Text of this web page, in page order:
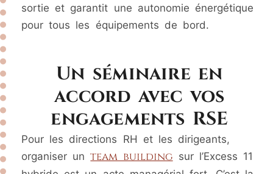
sortie et garantit une autonomie énergétique
pour tous les équipements de bord.
Un séminaire en
accord avec vos
engagements RSE
Pour les directions RH et les dirigeants,
organiser unteam building sur l’Excess 11